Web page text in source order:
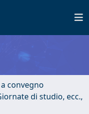
convegno
di studio, ecc.,